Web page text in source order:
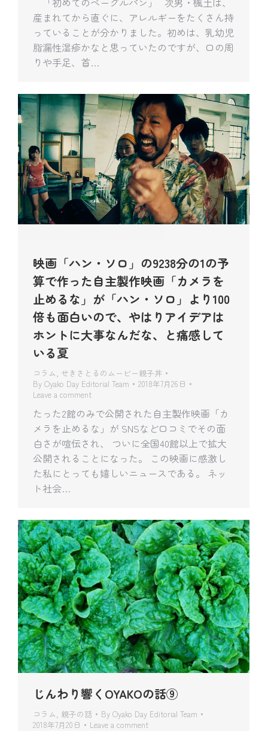
産まれてから直ぐに、アレルギーをたくさん持
っていることが分かりました。初めは、乳幼児
脂漏性湿疹かなと思っていたのですが、口の周
りや手足、首…
映画「ハン・ソロ」の9238分の1の予
算で作った自主製作映画「カメラを
止めるな」が「ハン・ソロ」より100
倍も面白いので、やはりアイデアは
ホントに大事なんだな、と痛感して
いる夏
コラム, せきさとるのムービー親子丼
By Oyako Day Editorial Team
2018年7月26日
Leave a comment
たった2館のみで公開された自主製作映画「カ
メラを止めるな」が SNSなど口コミでその面
白さが喧伝され、 ついに全国40館以上で拡大
公開されることになった。 この映画に感激し
た私にとっても嬉しいニュースである。 ネッ
ト社会…
じんわり響くOYAKOの話⑨
コラム 親子の話 By Oyako Day Editorial Team
2018年7月20日
Leave a comment